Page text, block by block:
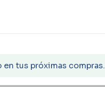
tus próximas compras.